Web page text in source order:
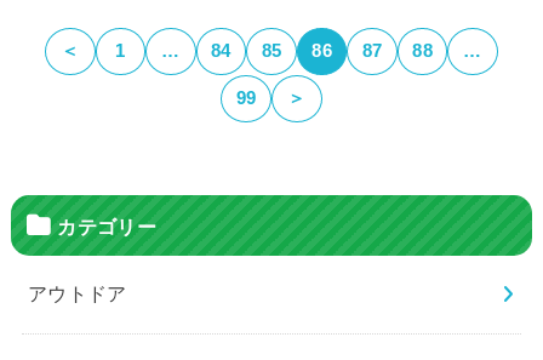
＜ 1 … 84 85 86 87 88 …
99 ＞
カテゴリー
アウトドア